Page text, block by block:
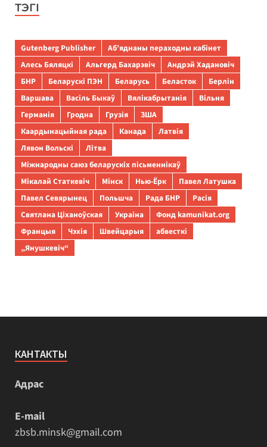
ТЭГІ
Gutenberg Publisher
Аб’яднаны пераходны кабінет
Алесь Бяляцкі
Альгерд Бахарэвіч
Андрэй Хадановіч
БНР
Беларускі ПЭН Беларусь Беласток
Берлін
Варшава
Васіль Быкаў Вялікабрытанія
Вільня
Германія
Гродна Грузія
ЗША
Каардынацыйная рада
Канада
Латвія
Лявон Вольскі
Літва
Міжнародны саюз беларускіх пісьменнікаў
Мікалай Статкевіч
Мінск Нью-Ёрк
Павел Латушка
Павел Севярынец
Польшча Рада БНР
Расія
Святлана Ціханоўская
Украіна
Фонд kamunikat.org
Францыя
Чэхія Швейцарыя
абвесткі
„Янушкевіч“
КАНТАКТЫ
Адрас
E-mail
zbsb.minsk@gmail.com